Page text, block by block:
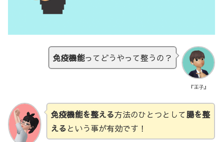
『王子』
免疫機能ってどうやって整うの？
免疫機能を整える方法のひとつとして腸を整
えるという事が有効です！